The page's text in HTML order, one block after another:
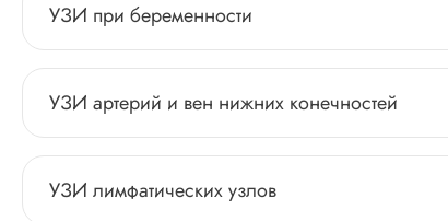
УЗИ при беременности
УЗИ артерий и вен нижних конечностей
УЗИ лимфатических узлов